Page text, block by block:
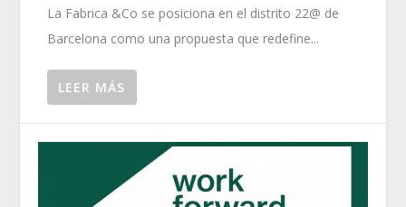
La Fabrica &Co se posiciona en el distrito 22@ de
Barcelona como una propuesta que redefine...
LEER MÁS